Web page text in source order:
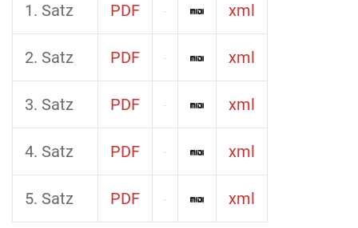
1. Satz PDF xml
2. Satz PDF xml
3. Satz PDF xml
4. Satz PDF xml
5. Satz PDF xml